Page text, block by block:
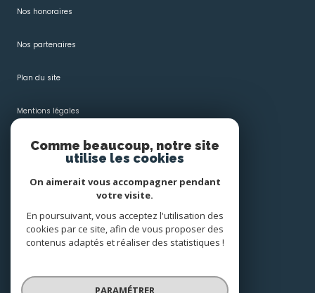
Nos honoraires
Nos partenaires
Plan du site
Mentions légales
Admin
Politique RGPD
Cookies
Comme beaucoup, notre site
utilise les cookies
On aimerait vous accompagner pendant
votre visite.
En poursuivant, vous acceptez l'utilisation des
cookies par ce site, afin de vous proposer des
contenus adaptés et réaliser des statistiques !
PARAMÉTRER